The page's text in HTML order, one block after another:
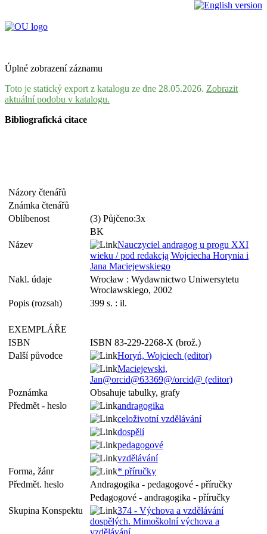
Úplné zobrazení záznamu
Toto je statický export z katalogu ze dne 28.05.2026. Zobrazit
aktuální podobu v katalogu.
Bibliografická citace
Názory čtenářů
Známka čtenářů
Oblíbenost
(3) Půjčeno:3x
BK
Název
Nauczyciel andragog u progu XXI
wieku / pod redakcją Wojciecha Horynia i
Jana Maciejewskiego
Nakl. údaje
Wrocław : Wydawnictwo Uniwersytetu
Wrocławskiego, 2002
Popis (rozsah)
399 s. : il.
EXEMPLÁŘE
ISBN
ISBN 83-229-2268-X (brož.)
Další původce
Horyń, Wojciech (editor)
Maciejewski,
Jan@orcid@63369@/orcid@ (editor)
Poznámka
Obsahuje tabulky, grafy
Předmět - heslo
andragogika
celoživotní vzdělávání
dospělí
pedagogové
vzdělávání
Forma, žánr
* příručky
Předmět. heslo
Andragogika - pedagogové - příručky
Pedagogové - andragogika - příručky
Skupina Konspektu
374 - Výchova a vzdělávání
dospělých. Mimoškolní výchova a
vzdělávání